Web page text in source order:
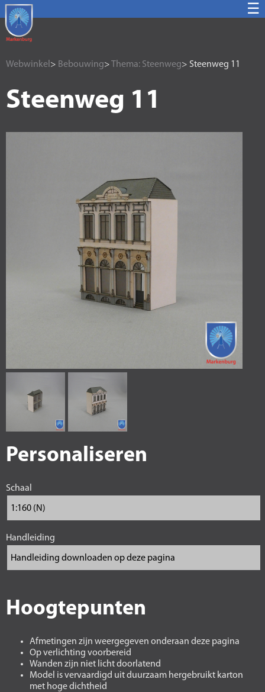
☰
Webwinkel > Bebouwing> Thema: Steenweg> Steenweg 11
Steenweg 11
Personaliseren
Schaal
Handleiding
Hoogtepunten
Afmetingen zijn weergegeven onderaan deze pagina
Op verlichting voorbereid
Wanden zijn niet licht doorlatend
Model is vervaardigd uit duurzaam hergebruikt karton
met hoge dichtheid